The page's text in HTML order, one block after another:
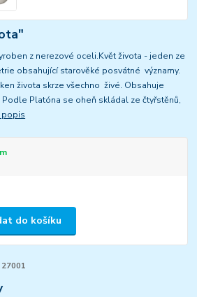
z nerezové oceli.Květ života - jeden ze
obsahující starověké posvátné významy.
života skrze všechno živé. Obsahuje
Platóna se oheň skládal ze čtyřstěnů,
popis
do košíku
27001